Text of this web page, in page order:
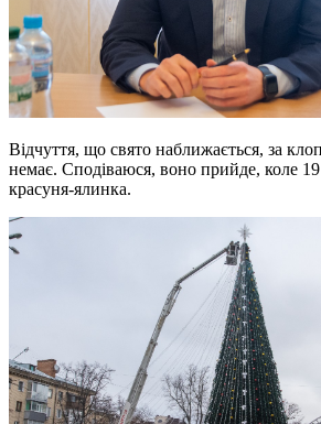
Відчуття, що свято наближається, за
немає. Сподіваюся, воно прийде, коле 19
красуня-ялинка.